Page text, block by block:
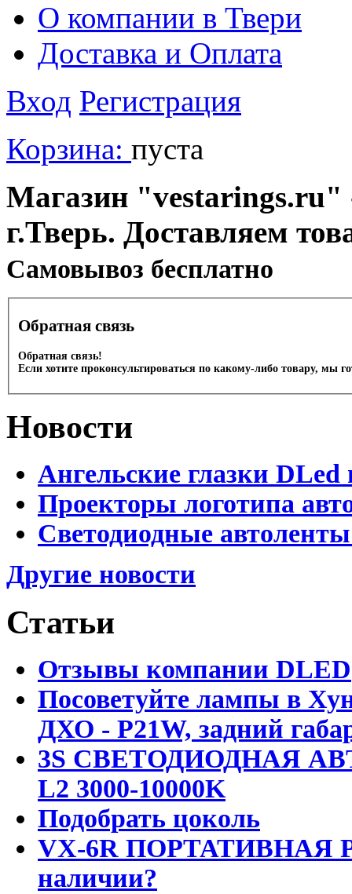
О компании в Твери
Доставка и Оплата
Вход Регистрация
Корзина: пуста
Магазин "vestarings.ru"
г.Тверь. Доставляем
Cамовывоз бесплатно
Обратная связь
Обратная связь!
Если хотите проконсультироваться по какому-либо товару, мы
Новости
Ангельские глазки DLed
Проекторы логотипа
Светодиодные
Другие новости
Статьи
Отзывы компании DLED
Посоветуйте лампы в
ДХО - P21W, задний
3S СВЕТОДИОДНАЯ
L2 3000-10000K
Подобрать цоколь
VX-6R ПОРТАТИВНАЯ
наличии?